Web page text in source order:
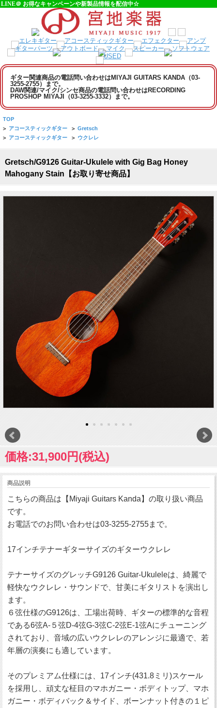
LINE＠ お得なキャンペーンや新製品情報を配信中☆
ギター関連商品の電話問い合わせはMIYAJI GUITARS KANDA（03-
3255-2755）まで。
DAW関連/マイク/シンセ商品の電話問い合わせはRECORDING
PROSHOP MIYAJI（03-3255-3332）まで。
TOP
> アコースティックギター > Gretsch
> アコースティックギター > ウクレレ
Gretsch/G9126 Guitar-Ukulele with Gig Bag Honey
Mahogany Stain【お取り寄せ商品】
価格:31,900円(税込)
商品説明
こちらの商品は【Miyaji Guitars Kanda】の取り扱い商品
です。
お電話でのお問い合わせは03-3255-2755まで。
17インチテナーギターサイズのギターウクレレ
テナーサイズのグレッチG9126 Guitar-Ukuleleは、綺麗で
軽快なウクレレ・サウンドで、甘美にギタリストを演出し
ます。
６弦仕様のG9126は、工場出荷時、ギターの標準的な音程
である6弦A-５弦D-4弦G-3弦C-2弦E-1弦Aにチューニング
されており、音域の広いウクレレのアレンジに最適で、若
年層の演奏にも適しています。
そのプレミアム仕様には、17インチ(431.8ミリ)スケール
を採用し、頑丈な柾目のマホガニー・ボディトップ、マホ
ガニー・ボディバック＆サイド、ボーンナット付きの１ピ